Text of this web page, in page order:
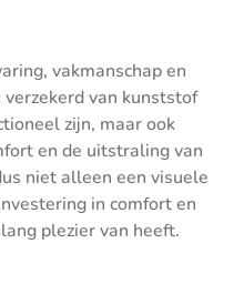
vakmanschap en
van kunststof
zijn, maar ook
en de uitstraling van
niet alleen een visuele
in comfort en
plezier van heeft.